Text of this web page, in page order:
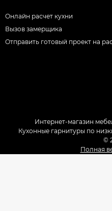
Онлайн расчет кухни
Вызов замерщика
Отправить готовый проект на
Интернет-магазин
Кухонные гарнитуры по
©
Полная